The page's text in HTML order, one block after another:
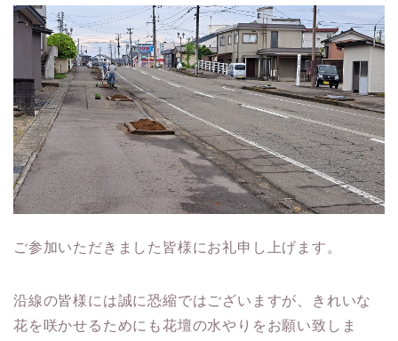
ご参加いただきました皆様にお礼申し上げます。
沿線の皆様には誠に恐縮ではございますが、きれいな
花を咲かせるためにも花壇の水やりをお願い致しま